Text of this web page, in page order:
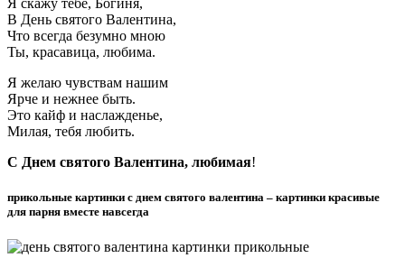
Я скажу тебе, Богиня,
В День святого Валентина,
Что всегда безумно мною
Ты, красавица, любима.
Я желаю чувствам нашим
Ярче и нежнее быть.
Это кайф и наслажденье,
Милая, тебя любить.
С Днем святого Валентина, любимая!
прикольные картинки с днем святого валентина – картинки красивые
для парня вместе навсегда